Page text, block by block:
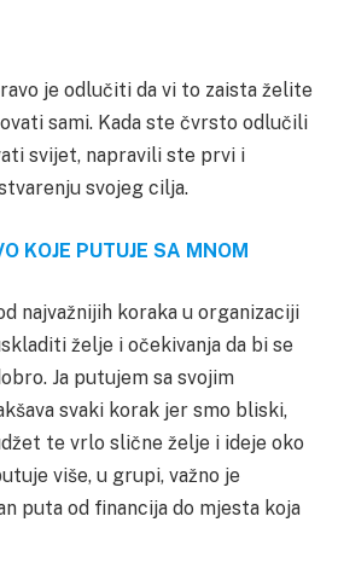
je odlučiti da vi to zaista želite
sami. Kada ste čvrsto odlučili
svijet, napravili ste prvi i
svojeg cilja.
KOJE PUTUJE SA MNOM
najvažnijih koraka u organizaciji
želje i očekivanja da bi se
Ja putujem sa svojim
svaki korak jer smo bliski,
te vrlo slične želje i ideje oko
više, u grupi, važno je
puta od financija do mjesta koja